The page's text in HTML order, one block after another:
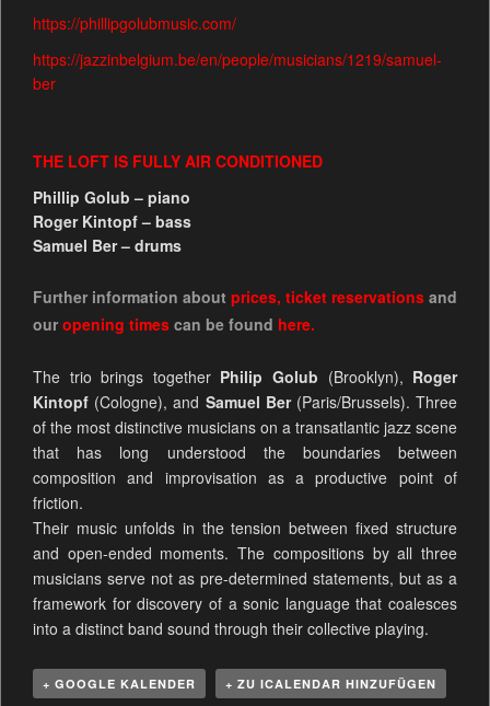
https://phillipgolubmusic.com/
https://jazzinbelgium.be/en/people/musicians/1219/samuel-
ber
THE LOFT IS FULLY AIR CONDITIONED
Phillip Golub – piano
Roger Kintopf – bass
Samuel Ber – drums
Further information about prices,ticket reservations and
our opening timescan be found here.
The trio brings together Philip Golub (Brooklyn), Roger
Kintopf(Cologne), and Samuel Ber(Paris/Brussels). Three
of the most distinctive musicians on a transatlantic jazz scene
that has long understood the boundaries between
composition and improvisation as a productive point of
friction.
Their music unfolds in the tension between fixed structure
and open-ended moments. The compositions by all three
musicians serve not as pre-determined statements, but as a
framework for discovery of a sonic language that coalesces
into a distinct band sound through their collective playing.
+ GOOGLE KALENDER + ZU ICALENDAR HINZUFÜGEN